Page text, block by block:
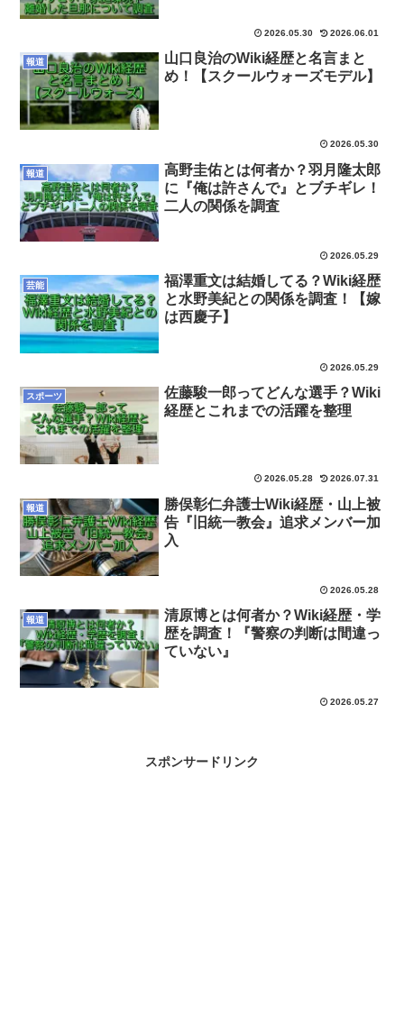
2026.05.30 2026.06.01
報道
山口良治のWiki経歴と名言まと
め！【スクールウォーズモデル】
2026.05.30
報道
高野圭佑とは何者か？羽月隆太郎
に『俺は許さんで』とブチギレ！
二人の関係を調査
2026.05.29
芸能
福澤重文は結婚してる？Wiki経歴
と水野美紀との関係を調査！【嫁
は西慶子】
2026.05.29
スポーツ
佐藤駿一郎ってどんな選手？Wiki
経歴とこれまでの活躍を整理
2026.05.28 2026.07.31
報道
勝俣彰仁弁護士Wiki経歴・山上被
告『旧統一教会』追求メンバー加
入
2026.05.28
報道
清原博とは何者か？Wiki経歴・学
歴を調査！『警察の判断は間違っ
ていない』
2026.05.27
スポンサードリンク